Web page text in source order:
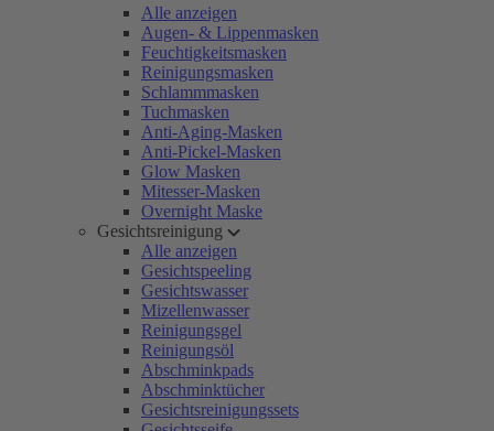
Alle anzeigen
Augen- & Lippenmasken
Feuchtigkeitsmasken
Reinigungsmasken
Schlammmasken
Tuchmasken
Anti-Aging-Masken
Anti-Pickel-Masken
Glow Masken
Mitesser-Masken
Overnight Maske
Gesichtsreinigung
Alle anzeigen
Gesichtspeeling
Gesichtswasser
Mizellenwasser
Reinigungsgel
Reinigungsöl
Abschminkpads
Abschminktücher
Gesichtsreinigungssets